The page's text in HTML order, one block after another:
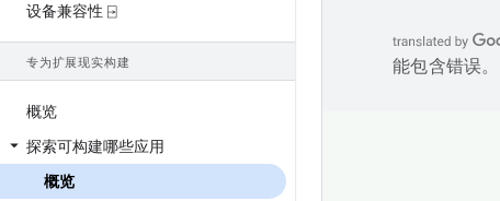
设备兼容性 ⍈
专为扩展现实构建
概览
探索可构建哪些应用
概览
能包含错误。